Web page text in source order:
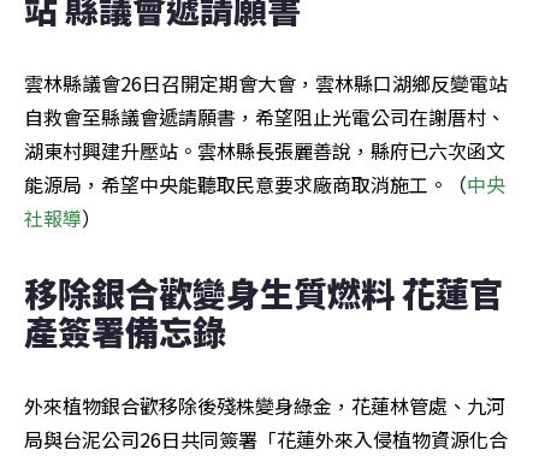
雲林縣議會26日召開定期會大會，雲林縣口湖鄉反變電站
自救會至縣議會遞請願書，希望阻止光電公司在謝厝村、
湖東村興建升壓站。雲林縣長張麗善說，縣府已六次函文
能源局，希望中央能聽取民意要求廠商取消施工。（中央
社報導）
移除銀合歡變身生質燃料 花蓮官
產簽署備忘錄
外來植物銀合歡移除後殘株變身綠金，花蓮林管處、九河
局與台泥公司26日共同簽署「花蓮外來入侵植物資源化合